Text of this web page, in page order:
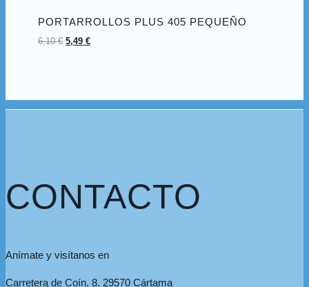
PORTARROLLOS PLUS 405 PEQUEÑO
6,10€ El
6,10 €.
5,49€El
5,49 €.
CONTACTO
Anímate y visítanos en
Carretera de Coín, 8, 29570 Cártama